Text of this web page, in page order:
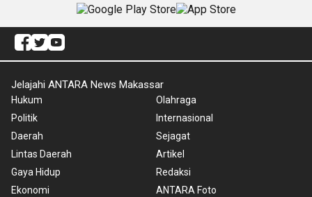
Jelajahi ANTARA News Makassar
Hukum
Politik
Daerah
Lintas Daerah
Gaya Hidup
Ekonomi
Olahraga
Internasional
Sejagat
Artikel
Redaksi
ANTARA Foto